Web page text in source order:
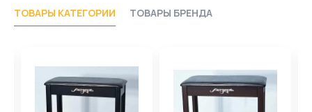
ТОВАРЫ КАТЕГОРИИ ТОВАРЫ БРЕНДА